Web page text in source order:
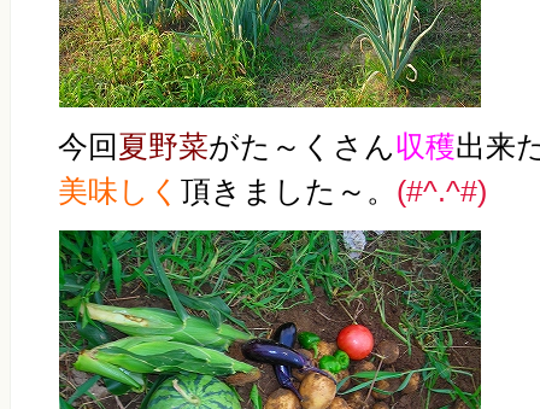
今回夏野菜がた～くさん収穫出来
美味しく頂きました～。 (#^.^#)